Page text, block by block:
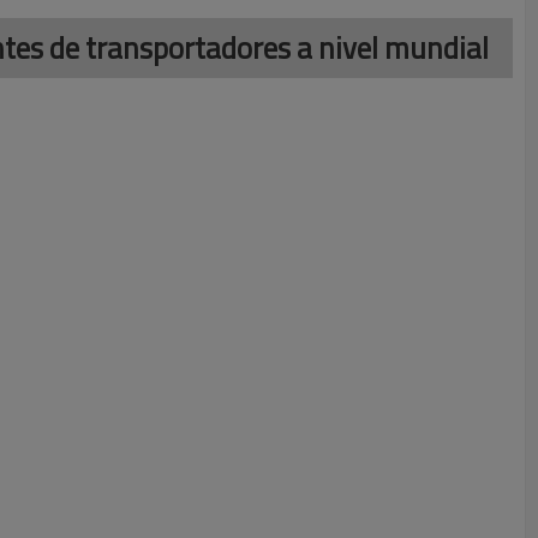
de transportadores a nivel mundial